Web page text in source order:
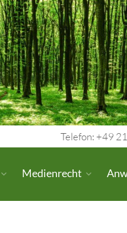
Telefon: +49
Medienrecht